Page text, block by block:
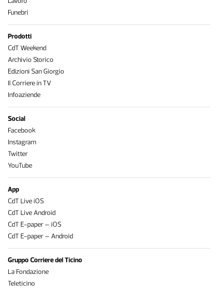
Funebri
Prodotti
CdT Weekend
Archivio Storico
Edizioni San Giorgio
Il Corriere in TV
Infoaziende
Social
Facebook
Instagram
Twitter
YouTube
App
CdT Live iOS
CdT Live Android
CdT E-paper – iOS
CdT E-paper – Android
Gruppo Corriere del Ticino
La Fondazione
Teleticino